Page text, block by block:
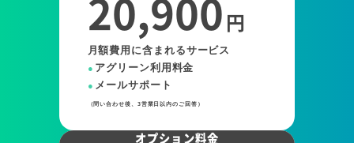
20,900 円
月額費用に含まれるサービス
アグリーン利用料金
メールサポート
（問い合わせ後、3営業日以内のご回答）
オプション料金